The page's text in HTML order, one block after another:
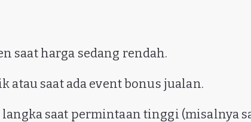
saat harga sedang rendah.
atau saat ada event bonus jualan.
langka saat permintaan tinggi (misalnya